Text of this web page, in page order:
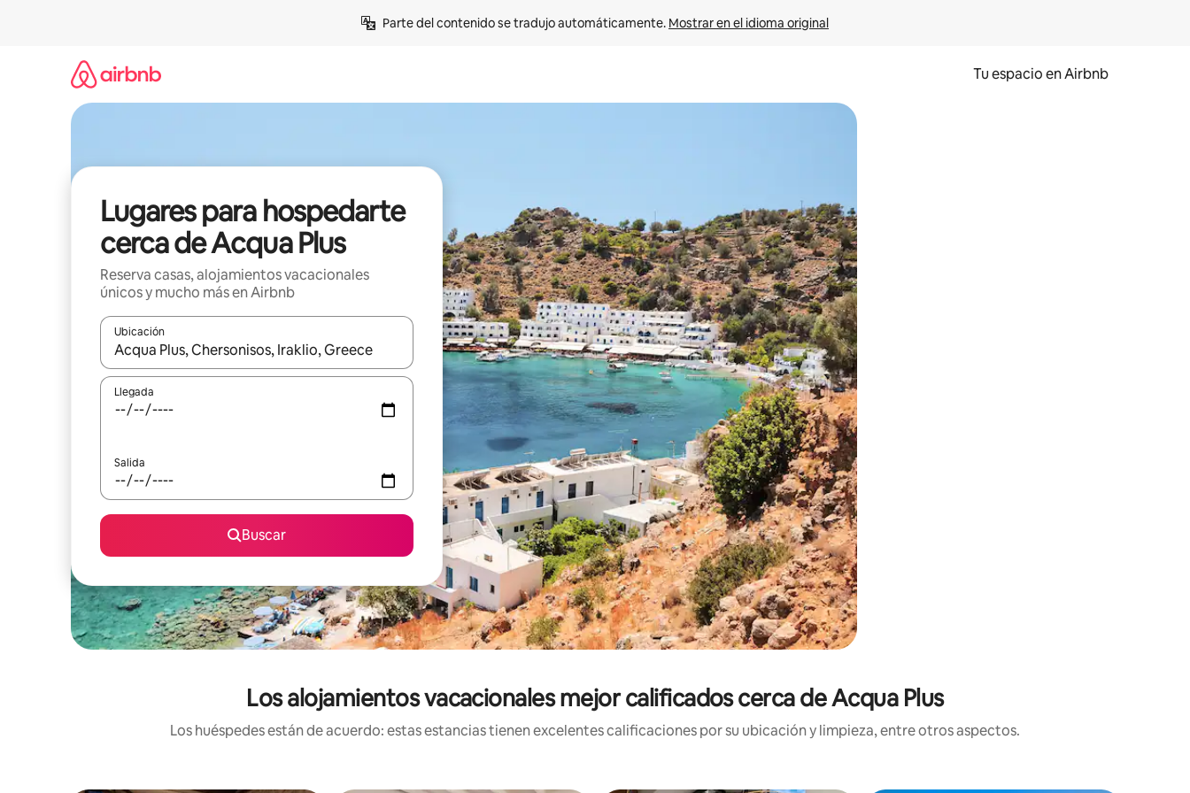
Parte del contenido se tradujo automáticamente. Mostrar en el idioma original
Tu espacio en Airbnb
Lugares para hospedarte
cerca de Acqua Plus
Reserva casas, alojamientos vacacionales
únicos y mucho más en Airbnb
Ubicación
Cuando los resultados estén disponibles, podrás navegar usando las teclas de las flechas hacia arriba y hacia abajo, o bien tocando y deslizando la pantalla.
Llegada
Salida
Buscar
Los alojamientos vacacionales mejor calificados cerca de Acqua Plus
Los huéspedes están de acuerdo: estas estancias tienen excelentes calificaciones por su ubicación y limpieza, entre otros aspectos.